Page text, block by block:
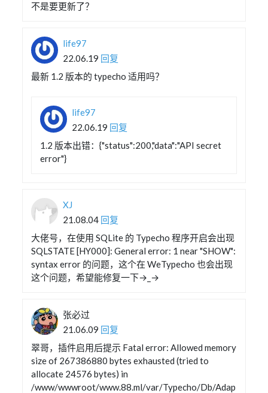
不是要更新了？
life97
22.06.19 回复
最新 1.2 版本的 typecho 适用吗？
life97
22.06.19 回复
1.2 版本出错：{"status":200,"data":"API secret
error"}
XJ
21.08.04 回复
大佬号，在使用 SQLite 的 Typecho 程序开启会出现
SQLSTATE [HY000]: General error: 1 near "SHOW":
syntax error 的问题，这个在 WeTypecho 也会出现
这个问题，希望能修复一下→_→
张必过
21.06.09 回复
翠哥，插件启用后提示 Fatal error: Allowed memory
size of 267386880 bytes exhausted (tried to
allocate 24576 bytes) in
/www/wwwroot/www.88.ml/var/Typecho/Db/Adap